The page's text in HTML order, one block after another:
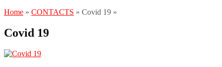
Home » CONTACTS » Covid 19 »
Covid 19